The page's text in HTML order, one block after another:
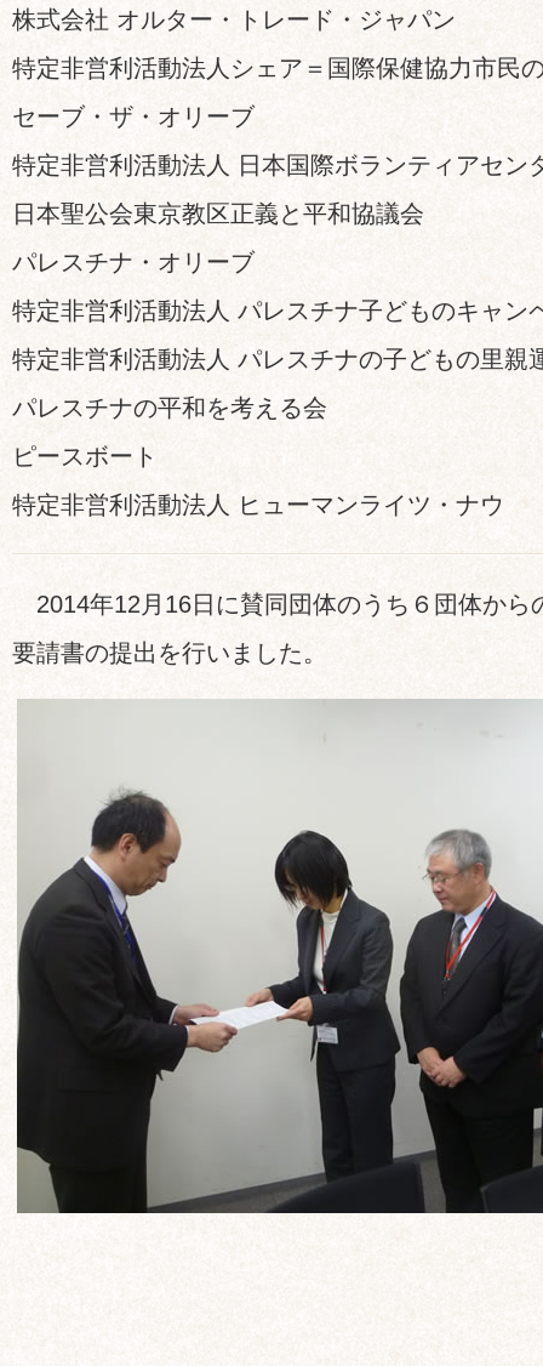
株式会社 オルター・トレード・ジャパン
特定非営利活動法人シェア＝国際保健協力市民
セーブ・ザ・オリーブ
特定非営利活動法人 日本国際ボランティアセン
日本聖公会東京教区正義と平和協議会
パレスチナ・オリーブ
特定非営利活動法人 パレスチナ子どものキャン
特定非営利活動法人 パレスチナの子どもの里親
パレスチナの平和を考える会
ピースボート
特定非営利活動法人 ヒューマンライツ・ナウ
2014年12月16日に賛同団体のうち６団体から
要請書の提出を行いました。